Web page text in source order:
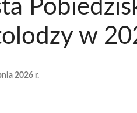
w
2026 r.